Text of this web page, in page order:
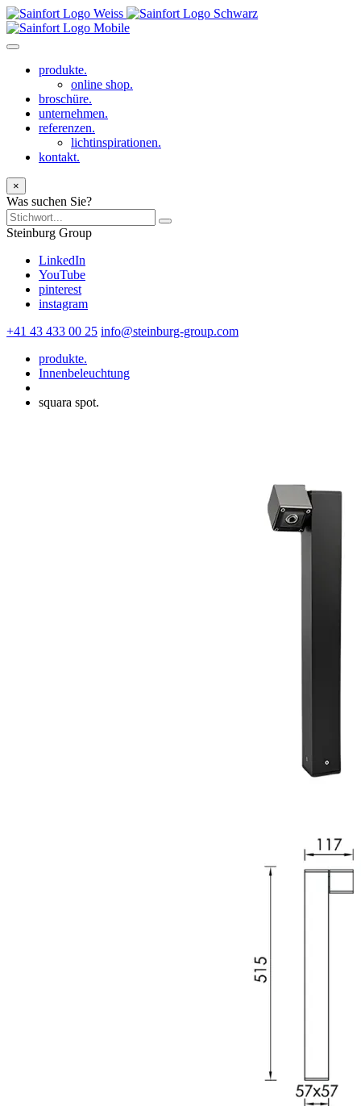
produkte.
online shop.
broschüre.
unternehmen.
referenzen.
lichtinspirationen.
kontakt.
×
Was suchen Sie?
Steinburg Group
LinkedIn
YouTube
pinterest
instagram
+41 43 433 00 25 info@steinburg-group.com
produkte.
Innenbeleuchtung
squara spot.